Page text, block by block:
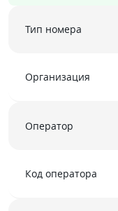
Тип номера
Организация
Оператор
Код оператора